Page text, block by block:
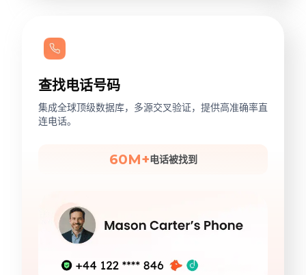
查找电话号码
集成全球顶级数据库，多源交叉验证，提供高准确率直
连电话。
60M+电话被找到